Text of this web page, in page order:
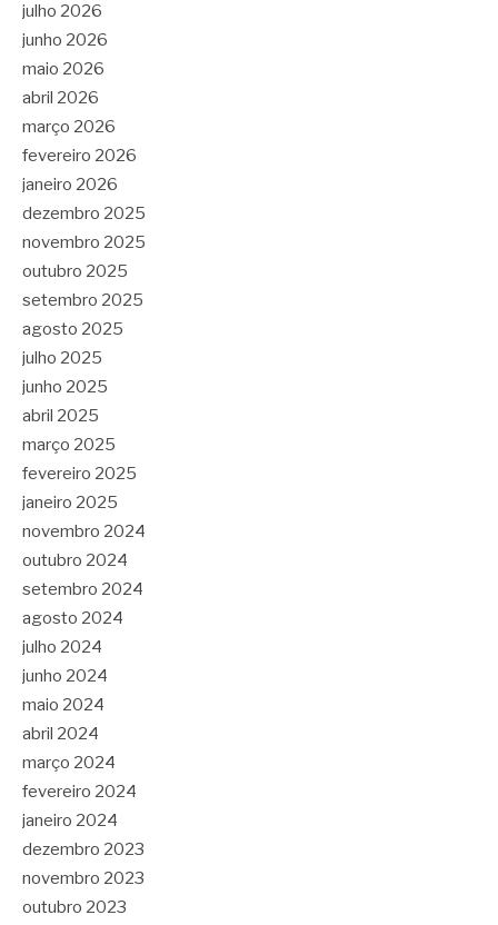
julho 2026
junho 2026
maio 2026
abril 2026
março 2026
fevereiro 2026
janeiro 2026
dezembro 2025
novembro 2025
outubro 2025
setembro 2025
agosto 2025
julho 2025
junho 2025
abril 2025
março 2025
fevereiro 2025
janeiro 2025
novembro 2024
outubro 2024
setembro 2024
agosto 2024
julho 2024
junho 2024
maio 2024
abril 2024
março 2024
fevereiro 2024
janeiro 2024
dezembro 2023
novembro 2023
outubro 2023